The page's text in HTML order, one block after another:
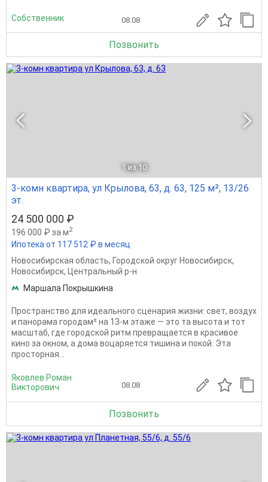
Собственник 08.08
Позвонить
1 из 10
3-комн квартира, ул Крылова, 63, д. 63, 125 м², 13/26
эт.
24 500 000 ₽
196 000 ₽ за м2
Ипотека от 117 512 ₽ в месяц
Новосибирская область, Городской округ Новосибирск,
Новосибирск, Центральный р-н
Маршала Покрышкина
Пространство для идеального сценария жизни: свет, воздух
и панорама городам² на 13-м этаже — это та высота и тот
масштаб, где городской ритм превращается в красивое
кино за окном, а дома воцаряется тишина и покой. Эта
просторная...
Яковлев Роман
Викторович
08.08
Позвонить